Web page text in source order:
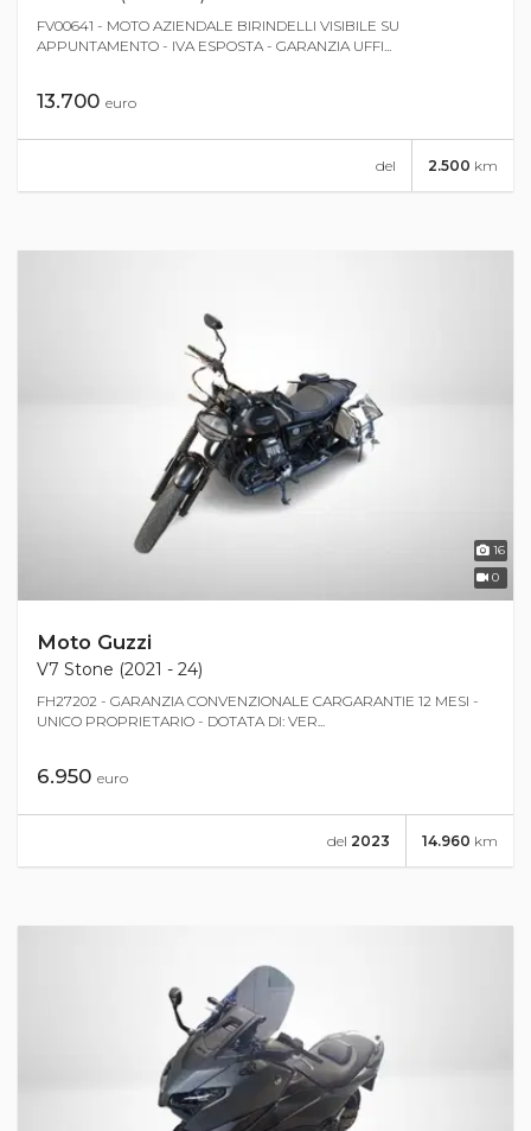
FV00641 - MOTO AZIENDALE BIRINDELLI VISIBILE SU
APPUNTAMENTO - IVA ESPOSTA - GARANZIA UFFI...
13.700 euro
2.500 km
del
16
0
Moto Guzzi
V7 Stone (2021 - 24)
FH27202 - GARANZIA CONVENZIONALE CARGARANTIE 12 MESI -
UNICO PROPRIETARIO - DOTATA DI: VER...
6.950 euro
14.960 km
del 2023